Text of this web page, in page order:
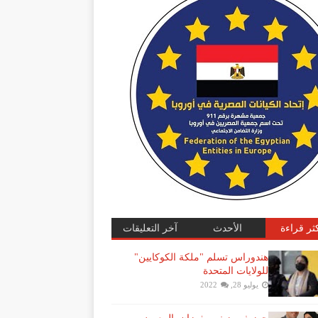
قراءة الأحدث آخر التعليقات
هندوراس تسلم "ملكة الكوكايين"
للولايات المتحدة
يوليو 28, 2022